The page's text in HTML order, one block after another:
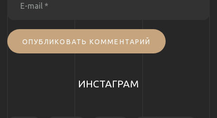
ОПУБЛИКОВАТЬ КОММЕНТАРИЙ
ИНСТАГРАМ